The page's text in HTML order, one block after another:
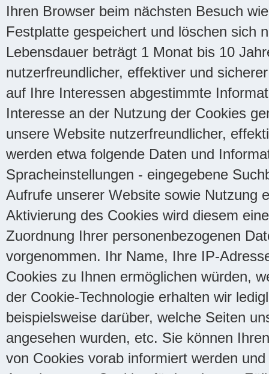
Ihren Browser beim nächsten Besuch
Festplatte gespeichert und löschen sich
Lebensdauer beträgt 1 Monat bis 10
nutzerfreundlicher, effektiver und
auf Ihre Interessen abgestimmte
Interesse an der Nutzung der Cookies
unsere Website nutzerfreundlicher,
werden etwa folgende Daten und
Spracheinstellungen - eingegebene
Aufrufe unserer Website sowie Nutzung
Aktivierung des Cookies wird diesem
Zuordnung Ihrer personenbezogenen
vorgenommen. Ihr Name, Ihre IP-
Cookies zu Ihnen ermöglichen würden,
der Cookie-Technologie erhalten wir
beispielsweise darüber, welche Seiten
angesehen wurden, etc. Sie können
von Cookies vorab informiert werden